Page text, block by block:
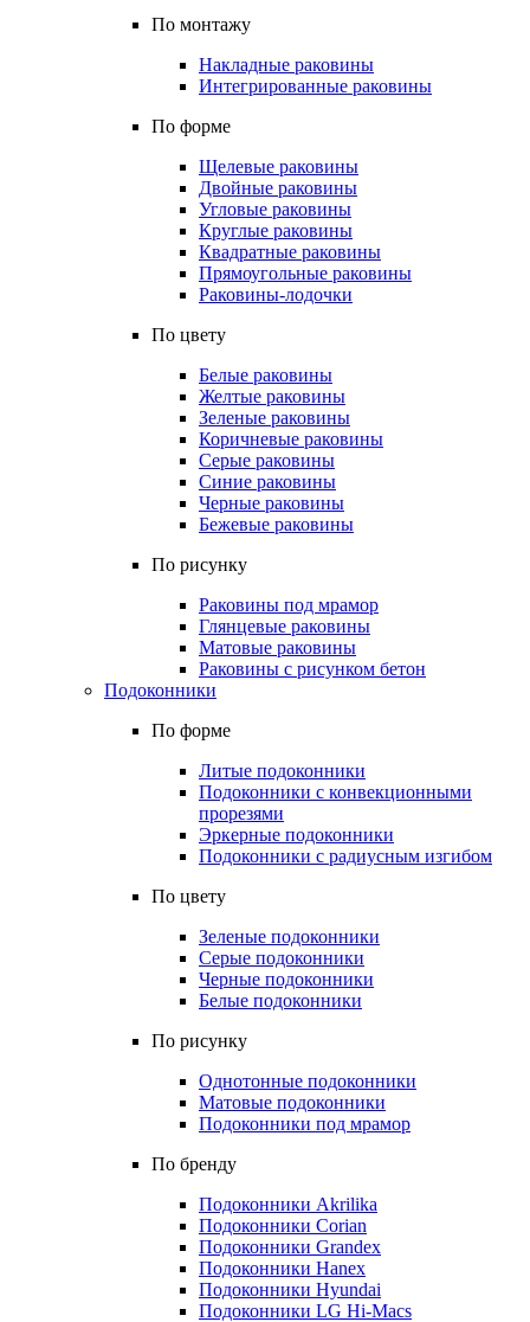
По монтажу
Накладные раковины
Интегрированные раковины
По форме
Щелевые раковины
Двойные раковины
Угловые раковины
Круглые раковины
Квадратные раковины
Прямоугольные раковины
Раковины-лодочки
По цвету
Белые раковины
Желтые раковины
Зеленые раковины
Коричневые раковины
Серые раковины
Синие раковины
Черные раковины
Бежевые раковины
По рисунку
Раковины под мрамор
Глянцевые раковины
Матовые раковины
Раковины с рисунком бетон
Подоконники
По форме
Литые подоконники
Подоконники с конвекционными
прорезями
Эркерные подоконники
Подоконники с радиусным изгибом
По цвету
Зеленые подоконники
Серые подоконники
Черные подоконники
Белые подоконники
По рисунку
Однотонные подоконники
Матовые подоконники
Подоконники под мрамор
По бренду
Подоконники Akrilika
Подоконники Corian
Подоконники Grandex
Подоконники Hanex
Подоконники Hyundai
Подоконники LG Hi-Macs